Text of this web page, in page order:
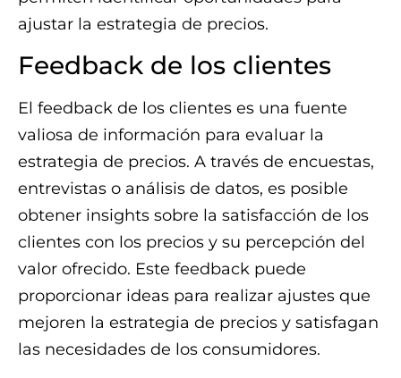
ajustar la estrategia de precios.
Feedback de los clientes
El feedback de los clientes es una fuente
valiosa de información para evaluar la
estrategia de precios. A través de encuestas,
entrevistas o análisis de datos, es posible
obtener insights sobre la satisfacción de los
clientes con los precios y su percepción del
valor ofrecido. Este feedback puede
proporcionar ideas para realizar ajustes que
mejoren la estrategia de precios y satisfagan
las necesidades de los consumidores.